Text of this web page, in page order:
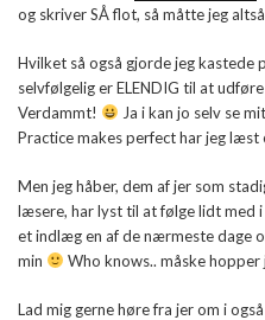
og skriver SÅ flot, så måtte jeg
Hvilket så også gjorde jeg kastede
selvfølgelig er ELENDIG til at
Verdammt!
Ja i kan jo selv se
Practice makes perfect har jeg læst
Men jeg håber, dem af jer som
læsere, har lyst til at følge lidt med
et indlæg en af de nærmeste dage
min
Who knows.. måske
Lad mig gerne høre fra jer om i